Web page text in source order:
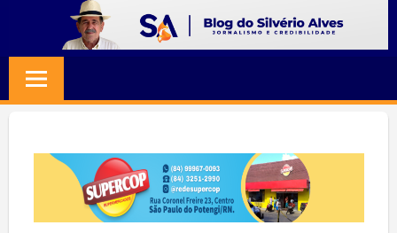
content
SILVERIO
ALVES
Jornalismo
Credibilidade